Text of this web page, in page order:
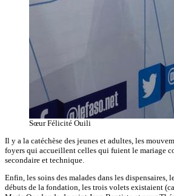
Sœur Félicité Ouili
Il y a la catéchèse des jeunes et adultes, les
foyers qui accueillent celles qui fuient le mariage
secondaire et technique.
Enfin, les soins des malades dans les
débuts de la fondation, les trois volets existaient